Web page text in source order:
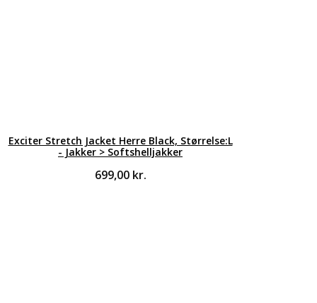
Exciter Stretch Jacket Herre Black, Størrelse:L
- Jakker > Softshelljakker
699,00 kr.